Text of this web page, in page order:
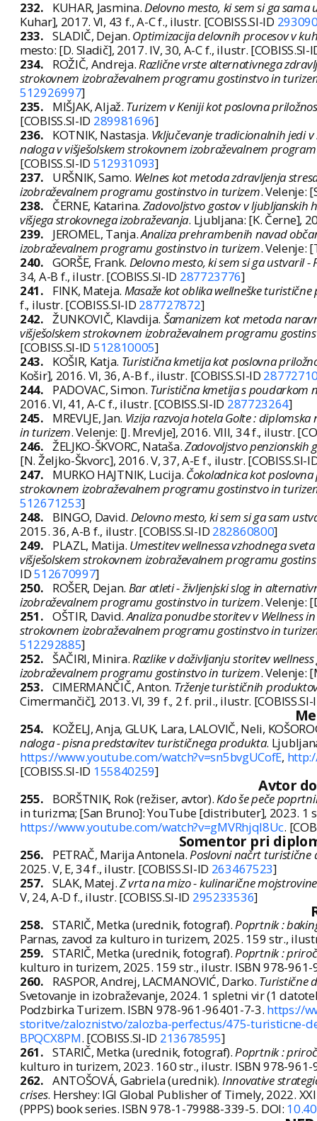
232.
KUHAR, Jasmina.Delovno mesto, ki sem si ga
Kuhar], 2017. VI, 43 f., A-C f., ilustr. [COBISS.SI-ID
233. SLADIČ, Dejan. Optimizacija delovnih procesov v
mesto: [D. Sladič], 2017. IV, 30, A-C f., ilustr. [COBISS.SI-
234.
ROŽIČ, Andreja.Različne vrste alternativnega
strokovnem izobraževalnem programu gostinstvo in
512926997]
235.
MIŠJAK, Aljaž. Turizem v Keniji kot poslovna
[COBISS.SI-ID 289981696]
236.
KOTNIK, Nastasja. Vključevanje tradicionalnih jedi
naloga v višješolskem strokovnem izobraževalnem
[COBISS.SI-ID 512931093]
237.
URŠNIK, Samo. Welnes kot metoda zdravljenja
izobraževalnem programu gostinstvo in turizem. Velenje:
238.
ČERNE, Katarina. Zadovoljstvo gostov v ljubljanskih
višjega strokovnega izobraževanja. Ljubljana: [K. Černe],
239.
JEROMEL, Tanja.Analiza prehrambenih navad
izobraževalnem programu gostinstvo in turizem. Velenje:
240. GORŠE, Frank. Delovno mesto, ki sem si ga ustvaril
34, A-B f., ilustr. [COBISS.SI-ID 287723776]
241.
FINK, Mateja. Masaže kot oblika wellneške
f., ilustr. [COBISS.SI-ID 287727872]
242. ŽUNKOVIČ, Klavdija. Šamanizem kot metoda
višješolskem strokovnem izobraževalnem programu
[COBISS.SI-ID 512810005]
243.
KOŠIR, Katja. Turistična kmetija kot poslovna
Košir], 2016. VI, 36, A-B f., ilustr. [COBISS.SI-ID
244.
PADOVAC, Simon. Turistična kmetija s poudarkom
2016. VI, 41, A-C f., ilustr. [COBISS.SI-ID 287723264]
245.
MREVLJE, Jan. Vizija razvoja hotela Golte :
in turizem. Velenje: [J. Mrevlje], 2016. VIII, 34 f., ilustr.
246. ŽELJKO-ŠKVORC, Nataša.Zadovoljstvo penzionskih
[N. Željko-Škvorc], 2016. V, 37, A-E f., ilustr. [COBISS.SI-
247.
MURKO HAJTNIK, Lucija. Čokoladnica kot
strokovnem izobraževalnem programu gostinstvo in
512671253]
248.
BINGO, David. Delovno mesto, ki sem si ga sam
2015. 36, A-B f., ilustr. [COBISS.SI-ID 282860800]
249.
PLAZL, Matija. Umestitev wellnessa vzhodnega
višješolskem strokovnem izobraževalnem programu
ID512670997]
250.
ROŠER, Dejan. Bar atleti - življenjski slog in
izobraževalnem programu gostinstvo in turizem. Velenje:
251. OŠTIR, David.Analiza ponudbe storitev v Wellness
strokovnem izobraževalnem programu gostinstvo in
512292885]
252. ŠAČIRI, Minira.Razlike v doživljanju storitev
izobraževalnem programu gostinstvo in turizem. Velenje:
253. CIMERMANČIČ, Anton. Trženje turističnih
Cimermančič], 2013. VI, 39 f., 2 f. pril., ilustr.
254.
KOŽELJ, Anja, GLUK, Lara, LALOVIČ, Neli,
naloga - pisna predstavitev turističnega produkta.
https://www.youtube.com/watch?v=sn5bvgUCofE,
[COBISS.SI-ID 155840259]
Avtor
255. BORŠTNIK, Rok (režiser, avtor).Kdo še peče
in turizma; [San Bruno]: YouTube [distributer], 2023. 1
https://www.youtube.com/watch?v=gMVRhjql8Uc.
Somentor pri
256. PETRAČ, Marija Antonela.Poslovni načrt turistične
2025. V, E, 34 f., ilustr. [COBISS.SI-ID 263467523]
257. SLAK, Matej.Z vrta na mizo - kulinarične
V, 24, A-D f., ilustr. [COBISS.SI-ID 295233536]
258. STARIČ, Metka (urednik, fotograf).Poprtnik :
Parnas, zavod za kulturo in turizem, 2025. 159 str.,
259. STARIČ, Metka (urednik, fotograf).Poprtnik :
kulturo in turizem, 2025. 159 str., ilustr. ISBN 978-961-
260.
RASPOR, Andrej, LACMANOVIĆ, Darko. Turistične
Svetovanje in izobraževanje, 2024. 1 spletni vir (1
Podzbirka Turizem. ISBN 978-961-96401-7-3. https://
storitve/zaloznistvo/zalozba-perfectus/475-turisticne-
BPQCX8PM. [COBISS.SI-ID 213678595]
261. STARIČ, Metka (urednik, fotograf).Poprtnik :
kulturo in turizem, 2023. 160 str., ilustr. ISBN 978-961-
262. ANTOŠOVÁ, Gabriela (urednik). Innovative
crises. Hershey: IGI Global Publisher of Timely, 2022.
(PPPS) book series. ISBN 978-1-79988-339-5. DOI: